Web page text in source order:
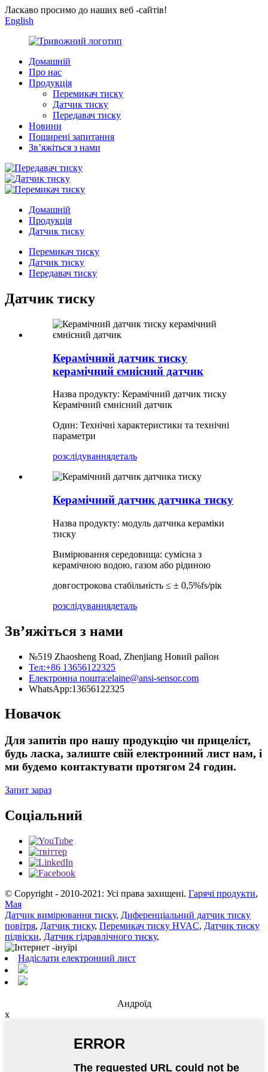
Ласкаво просимо до наших веб -сайтів!
English
Домашній
Про нас
Продукція
Перемикач тиску
Датчик тиску
Передавач тиску
Новини
Поширені запитання
Зв’яжіться з нами
Домашній
Продукція
Датчик тиску
Перемикач тиску
Датчик тиску
Передавач тиску
Датчик тиску
Керамічний датчик тиску
керамічний ємнісний датчик
Назва продукту: Керамічний датчик тиску
Керамічний ємнісний датчик
Один: Технічні характеристики та технічні
параметри
розслідуваннядеталь
Керамічний датчик датчика тиску
Назва продукту: модуль датчика кераміки
тиску
Вимірювання середовища: сумісна з
керамічною водою, газом або рідиною
довгострокова стабільність ≤ ± 0,5%fs/рік
розслідуваннядеталь
Зв’яжіться з нами
№519 Zhaosheng Road, Zhenjiang Новий район
Тел:+86 13656122325
Електронна пошта:elaine@ansi-sensor.com
WhatsApp:13656122325
Новачок
Для запитів про нашу продукцію чи прицеліст,
будь ласка, залиште свій електронний лист нам, і
ми будемо контактувати протягом 24 годин.
Запит зараз
Соціальний
© Copyright - 2010-2021: Усі права захищені. Гарячі продукти,
Мая
Датчик вимірювання тиску, Диференціальний датчик тиску
повітря, Датчик тиску, Перемикач тиску HVAC, Датчик тиску
підвіски, Датчик гідравлічного тиску,
Надіслати електронний лист
Андроїд
x